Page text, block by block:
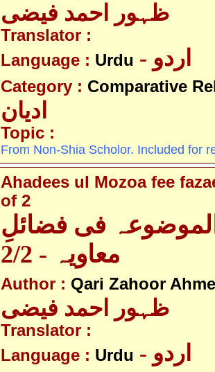
ظہور احمد فیضی
Translator :
Language : Urdu - اردو
Category : Comparative
ادیان
Topic :
From Non-Shia Scholor. Included for
Ahadees ul Mozoa fee
of 2
فی فضائلِ
معاویہ - 2/2
Author : Qari Zahoor
ظہور احمد فیضی
Translator :
Language : Urdu - اردو